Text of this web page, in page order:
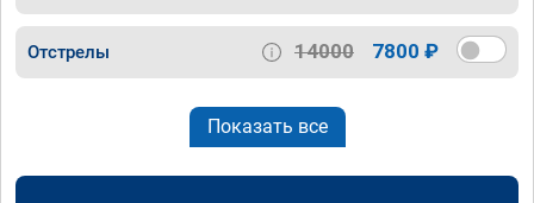
Отстрелы 14000 7800 ₽
Показать все